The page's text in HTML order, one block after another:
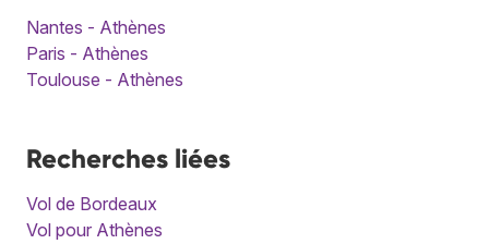
Nantes - Athènes
Paris - Athènes
Toulouse - Athènes
Recherches liées
Vol de Bordeaux
Vol pour Athènes